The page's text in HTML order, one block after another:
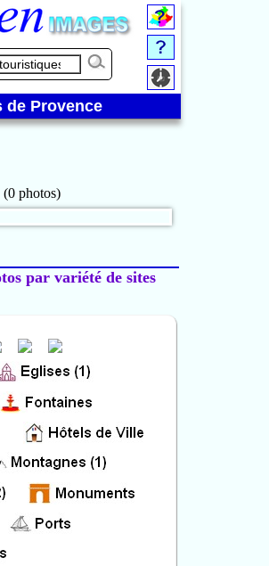
de Provence
par variété de sites